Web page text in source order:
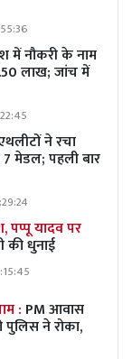
में नौकरी के नाम
लाख; जांच में
ने रचा
मेडल; पहली बार
पप्पू यादव पर
की धुनाई
: PM आवास
पुलिस ने रोका,